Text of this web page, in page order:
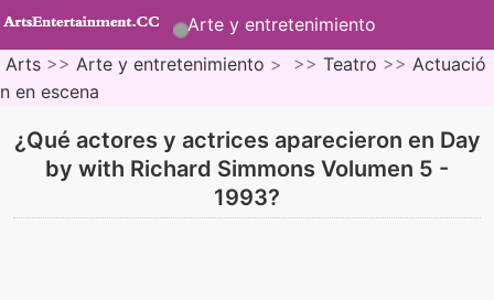
Arte y entretenimiento
Arts >> Arte y entretenimiento > >> Teatro >> Actuació
n en escena
¿Qué actores y actrices aparecieron en Day
by with Richard Simmons Volumen 5 -
1993?